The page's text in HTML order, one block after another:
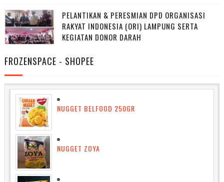
PELANTIKAN & PERESMIAN DPD ORGANISASI
RAKYAT INDONESIA (ORI) LAMPUNG SERTA
KEGIATAN DONOR DARAH
FROZENSPACE - SHOPEE
NUGGET BELFOOD 250GR
NUGGET ZOYA